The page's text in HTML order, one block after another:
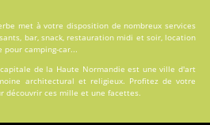
met à votre disposition de nombreux services
bar, snack, restauration midi et soir, location
pour camping-car...
de la Haute Normandie est une ville d'art
architectural et religieux. Profitez de votre
découvrir ces mille et une facettes.